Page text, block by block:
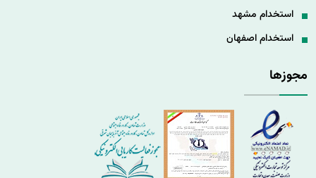
استخدام مشهد
استخدام اصفهان
مجوزها